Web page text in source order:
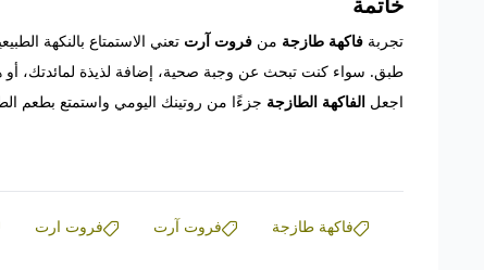
تجربة فاكهة طازجة من فروت آرت تعني الاستمتاع بالنكهة
طبق. سواء كنت تبحث عن وجبة صحية، إضافة لذيذة لمائدتك، أو
اجعل الفاكهة الطازجة جزءًا من روتينك اليومي واستمتع بطعم
فاكهة طازجة فروت آرت فروت ارت